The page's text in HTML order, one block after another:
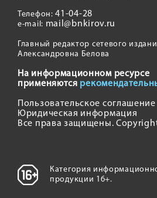
Телефон:41-04-28
e-mail: mail@bnkirov.ru
Главный редактор сетевого
Александровна Белова
На информационном ресурсе
применяются
Пользовательское соглашение
Юридическая информация
Все права защищены.
Категория
продукции 16+.